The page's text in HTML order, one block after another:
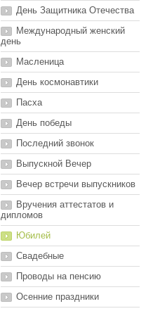
День Защитника Отечества
Международный женский
день
Масленица
День космонавтики
Пасха
День победы
Последний звонок
Выпускной Вечер
Вечер встречи выпускников
Вручения аттестатов и
дипломов
Юбилей
Свадебные
Проводы на пенсию
Осенние праздники